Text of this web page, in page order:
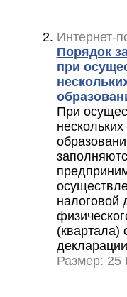
Интернет-
Порядок
при
При
налоговой
(квартала)
Размер: 25